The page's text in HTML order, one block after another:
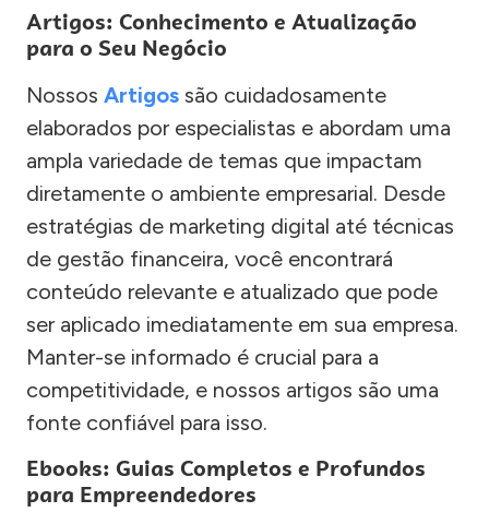
Artigos: Conhecimento e Atualização
para o Seu Negócio
Nossos Artigos são cuidadosamente
elaborados por especialistas e abordam uma
ampla variedade de temas que impactam
diretamente o ambiente empresarial. Desde
estratégias de marketing digital até técnicas
de gestão financeira, você encontrará
conteúdo relevante e atualizado que pode
ser aplicado imediatamente em sua empresa.
Manter-se informado é crucial para a
competitividade, e nossos artigos são uma
fonte confiável para isso.
Ebooks: Guias Completos e Profundos
para Empreendedores